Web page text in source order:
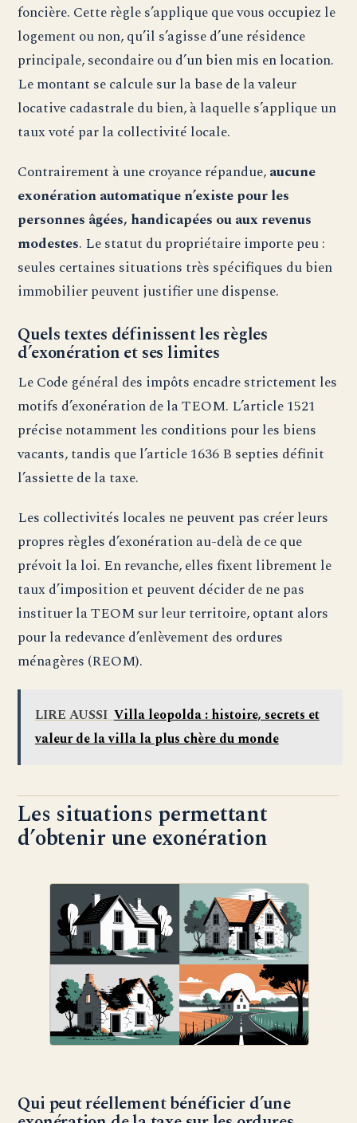
foncière. Cette règle s’applique que vous occupiez le
logement ou non, qu’il s’agisse d’une résidence
principale, secondaire ou d’un bien mis en location.
Le montant se calcule sur la base de la valeur
locative cadastrale du bien, à laquelle s’applique un
taux voté par la collectivité locale.
Contrairement à une croyance répandue,aucune
exonération automatique n’existe pour les
personnes âgées, handicapées ou aux revenus
modestes. Le statut du propriétaire importe peu :
seules certaines situations très spécifiques du bien
immobilier peuvent justifier une dispense.
Quels textes définissent les règles
d’exonération et ses limites
Le Code général des impôts encadre strictement les
motifs d’exonération de la TEOM. L’article 1521
précise notamment les conditions pour les biens
vacants, tandis que l’article 1636 B septies définit
l’assiette de la taxe.
Les collectivités locales ne peuvent pas créer leurs
propres règles d’exonération au-delà de ce que
prévoit la loi. En revanche, elles fixent librement le
taux d’imposition et peuvent décider de ne pas
instituer la TEOM sur leur territoire, optant alors
pour la redevance d’enlèvement des ordures
ménagères (REOM).
LIRE AUSSI Villa leopolda : histoire, secrets et
valeur de la villa la plus chère du monde
Les situations permettant
d’obtenir une exonération
Qui peut réellement bénéficier d’une